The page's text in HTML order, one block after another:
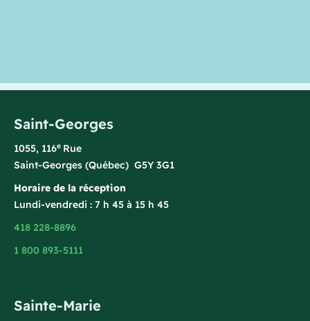
Saint-Georges
1055, 116e Rue
Saint-Georges (Québec) G5Y 3G1
Horaire de la réception
Lundi-vendredi : 7 h 45 à 15 h 45
418 228-8896
1 800 893-5111
Sainte-Marie